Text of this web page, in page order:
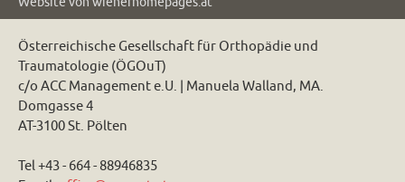
Österreichische Gesellschaft für Orthopädie und
Traumatologie (ÖGOuT)
c/o ACC Management e.U. | Manuela Walland, MA.
Domgasse 4
AT-3100 St. Pölten
Tel +43 - 664 - 88946835